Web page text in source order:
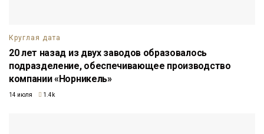
Круглая дата
20 лет назад из двух заводов образовалось
подразделение, обеспечивающее производство
компании «Норникель»
14 июля 1.4k